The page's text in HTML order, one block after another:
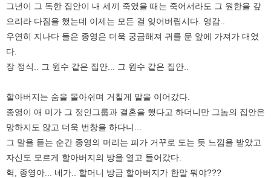
그년이 그 독한 집안이 내 세끼 죽였을 때는 죽어서라도 그 원한을 갚
으리라 다짐을 했는데 이제는 모든 걸 잊어버립시다. 영감..
우연히 지나다 들은 종영은 더욱 궁금해져 귀를 문 앞에 가져가 대었
다.
장 정식.. 그 원수 같은 집안... 그 원수 같은 집안..
할아버지는 숨을 몰아쉬며 거칠게 말을 이어갔다.
종영이 애 미가 그 정인그룹과 결혼을 했다고 하더니만 그놈의 집안은
망하지도 않고 더욱 번창을 하다니...
그 말을 듣는 순간 종영의 머리는 피가 거꾸로 도는 듯 느낌을 받았고
자신도 모르게 할아버지의 방을 열고 들어갔다.
헉, 종영아... 네가.. 할머니 방금 할아버지가 한말 뭐야???